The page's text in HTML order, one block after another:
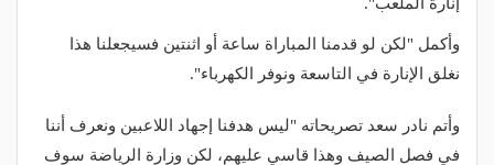
وأكمل "لكن لو قدمنا المباراة ساعة أو اثنتين فسيجعلنا هذا
نغلق الإنارة في التاسعة ونوفر الكهرباء".
وأتم نادر سعد تصريحاته "ليس هدفنا إجهاد اللاعبين ونعرف أننا
في فصل الصيف وهذا قاسي عليهم، لكن وزارة الرياضة سوف